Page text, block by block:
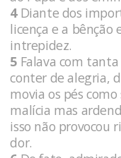
4Diante dos
licença e a bênção
intrepidez.
5 Falava com
conter de alegria,
movia os pés
malícia mas
isso não provocou
dor.